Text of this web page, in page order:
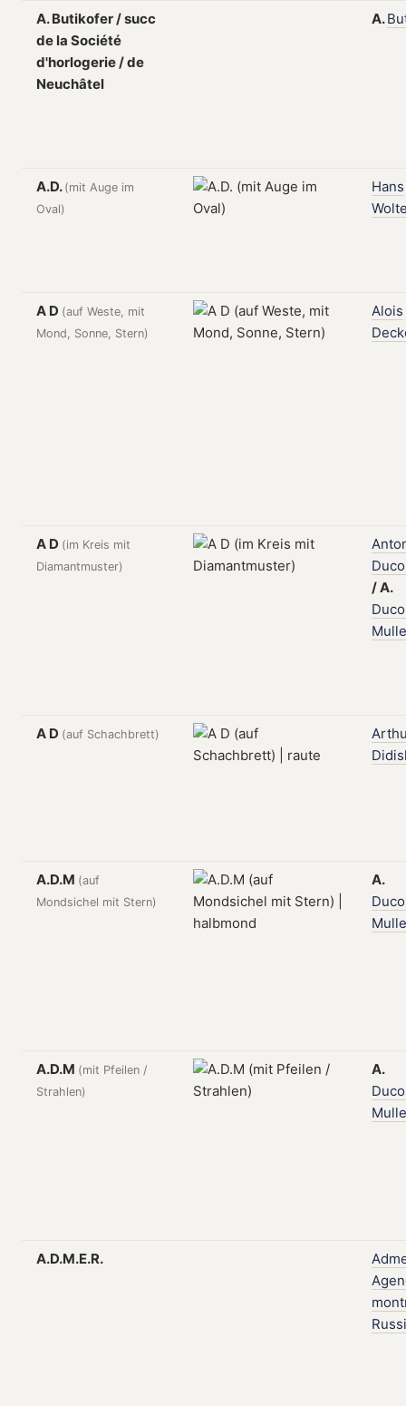
A. Butikofer / succ
de la Société
d'horlogerie / de
Neuchâtel
A.
A.D. (mit Auge im
Oval)
Hans
A D (auf Weste, mit
Mond, Sonne, Stern)
Alois
A D (im Kreis mit
Diamantmuster)
/A.
A D (auf Schachbrett)
A.D.M (auf
Mondsichel mit Stern)
A.
A.D.M (mit Pfeilen /
Strahlen)
A.
A.D.M.E.R.